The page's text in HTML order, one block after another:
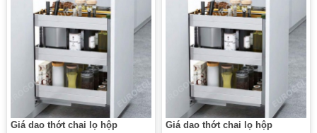
Giá dao thớt chai lọ hộp
Giá dao thớt chai lọ hộp